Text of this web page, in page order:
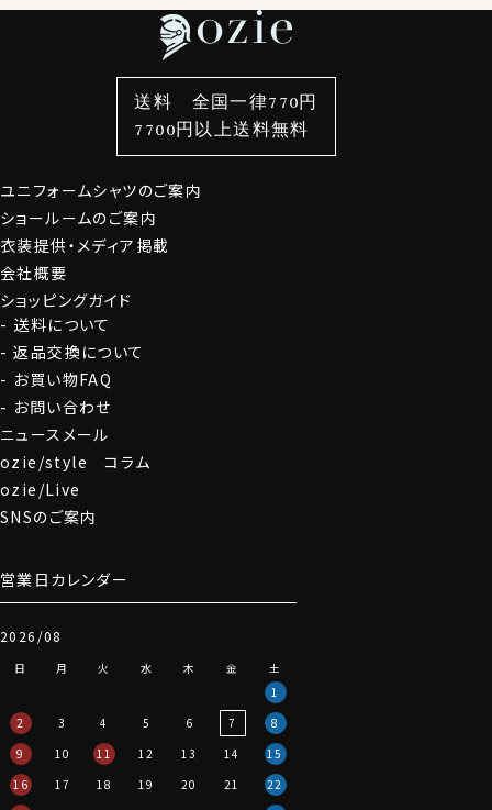
OZIE NEWS MAIL
お役立ち情報満載
週に2〜4回、発行しているニュースメール。
頻度高く発行される新商品のご紹介！
クーポン・セールのお買い得な情報！
ファッションについての耳よりなご案内などを発信してお
会員登録にすすむ
袖・カフス型から選ぶ
色から選ぶ
柄から選ぶ
スタイルから選ぶ
カジュアルシャツ
定番シャツ
カフスボタン
サスペンダー
財布・名刺入れ
バッグ
ストール・マフラー
グローブ
ユニフォームシャツのご案内
ショールームのご案内
衣装提供・メディア掲載
会社概要
ショッピングガイド
送料について
返品交換について
お買い物FAQ
お問い合わせ
ニュースメール
ozie/style コラム
ozie/Live
SNSのご案内
営業日カレンダー
2026/08
日 月 火 水 木 金
土
1
2
3 4 5 6 7
8
9
10 11 12 13 14
15
16
17 18 19 20 21
22
送料 全国一律770円
7700円以上送料無料